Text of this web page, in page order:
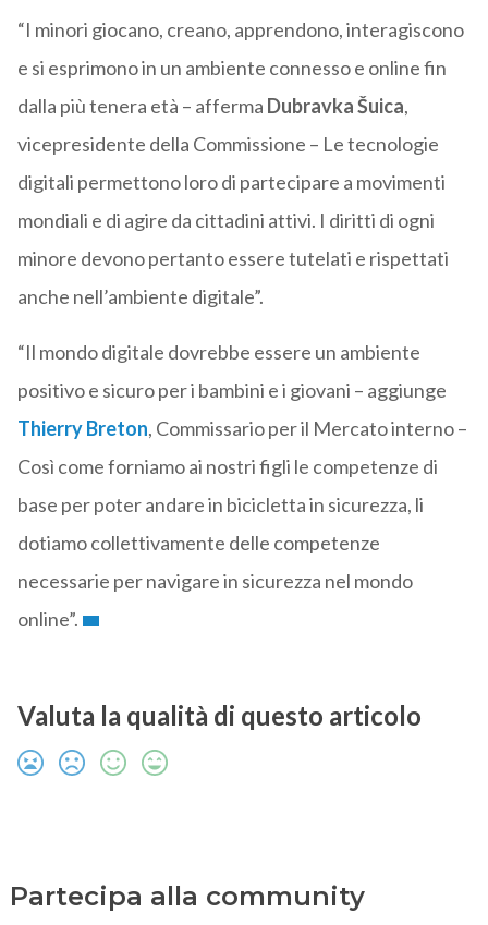
“I minori giocano, creano, apprendono, interagiscono
e si esprimono in un ambiente connesso e online fin
dalla più tenera età – afferma Dubravka Šuica,
vicepresidente della Commissione – Le tecnologie
digitali permettono loro di partecipare a movimenti
mondiali e di agire da cittadini attivi. I diritti di ogni
minore devono pertanto essere tutelati e rispettati
anche nell’ambiente digitale”.
“Il mondo digitale dovrebbe essere un ambiente
positivo e sicuro per i bambini e i giovani – aggiunge
Thierry Breton, Commissario per il Mercato interno –
Così come forniamo ai nostri figli le competenze di
base per poter andare in bicicletta in sicurezza, li
dotiamo collettivamente delle competenze
necessarie per navigare in sicurezza nel mondo
online”.
Valuta la qualità di questo articolo
Partecipa alla community